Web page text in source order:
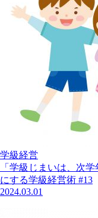
学級経営
「学級じまいは、次
にする学級経営術 #13
2024.03.01